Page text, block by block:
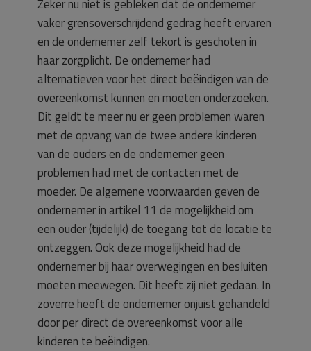
Zeker nu niet is gebleken dat de ondernemer
vaker grensoverschrijdend gedrag heeft ervaren
en de ondernemer zelf tekort is geschoten in
haar zorgplicht. De ondernemer had
alternatieven voor het direct beëindigen van de
overeenkomst kunnen en moeten onderzoeken.
Dit geldt te meer nu er geen problemen waren
met de opvang van de twee andere kinderen
van de ouders en de ondernemer geen
problemen had met de contacten met de
moeder. De algemene voorwaarden geven de
ondernemer in artikel 11 de mogelijkheid om
een ouder (tijdelijk) de toegang tot de locatie te
ontzeggen. Ook deze mogelijkheid had de
ondernemer bij haar overwegingen en besluiten
moeten meewegen. Dit heeft zij niet gedaan. In
zoverre heeft de ondernemer onjuist gehandeld
door per direct de overeenkomst voor alle
kinderen te beëindigen.